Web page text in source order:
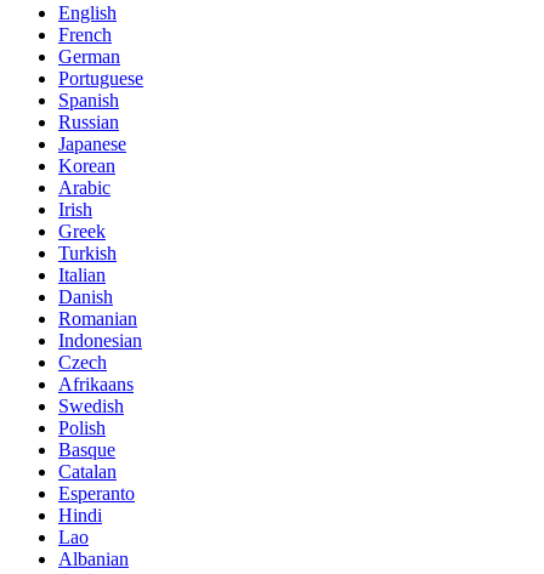
English
French
German
Portuguese
Spanish
Russian
Japanese
Korean
Arabic
Irish
Greek
Turkish
Italian
Danish
Romanian
Indonesian
Czech
Afrikaans
Swedish
Polish
Basque
Catalan
Esperanto
Hindi
Lao
Albanian